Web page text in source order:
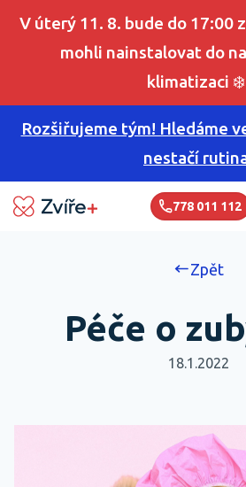
V úterý 11. 8. bude do 17:00
mohli nainstalovat do
klimatizaci
Rozšiřujeme tým! Hledáme
nestačí
778 011 112
Zpět
Péče o
18.1.2022